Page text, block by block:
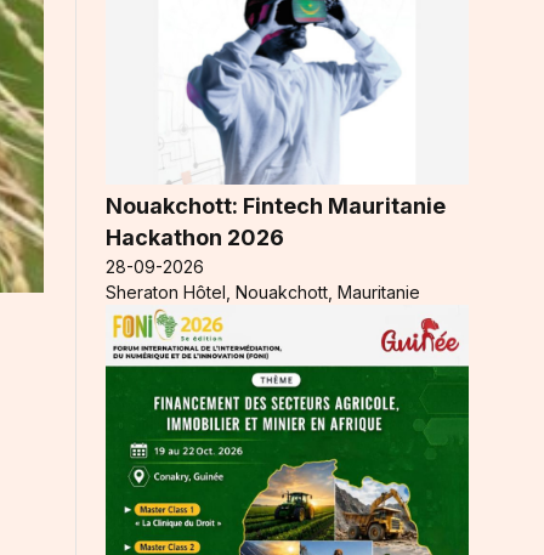
Nouakchott: Fintech Mauritanie
Hackathon 2026
28-09-2026
Sheraton Hôtel, Nouakchott, Mauritanie